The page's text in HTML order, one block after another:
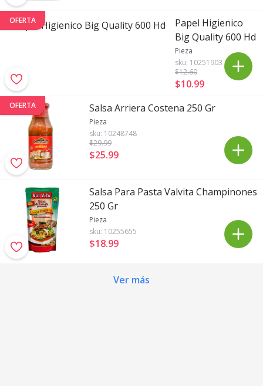
OFERTA
Papel Higienico
Big Quality 600 Hd
Pieza
sku: 10251903
$12.60
$10.99
OFERTA Salsa Arriera Costena 250 Gr
Pieza
sku: 10248748
$29.99
$25.99
Salsa Para Pasta Valvita Champinones
250 Gr
Pieza
sku: 10255655
$18.99
Ver más